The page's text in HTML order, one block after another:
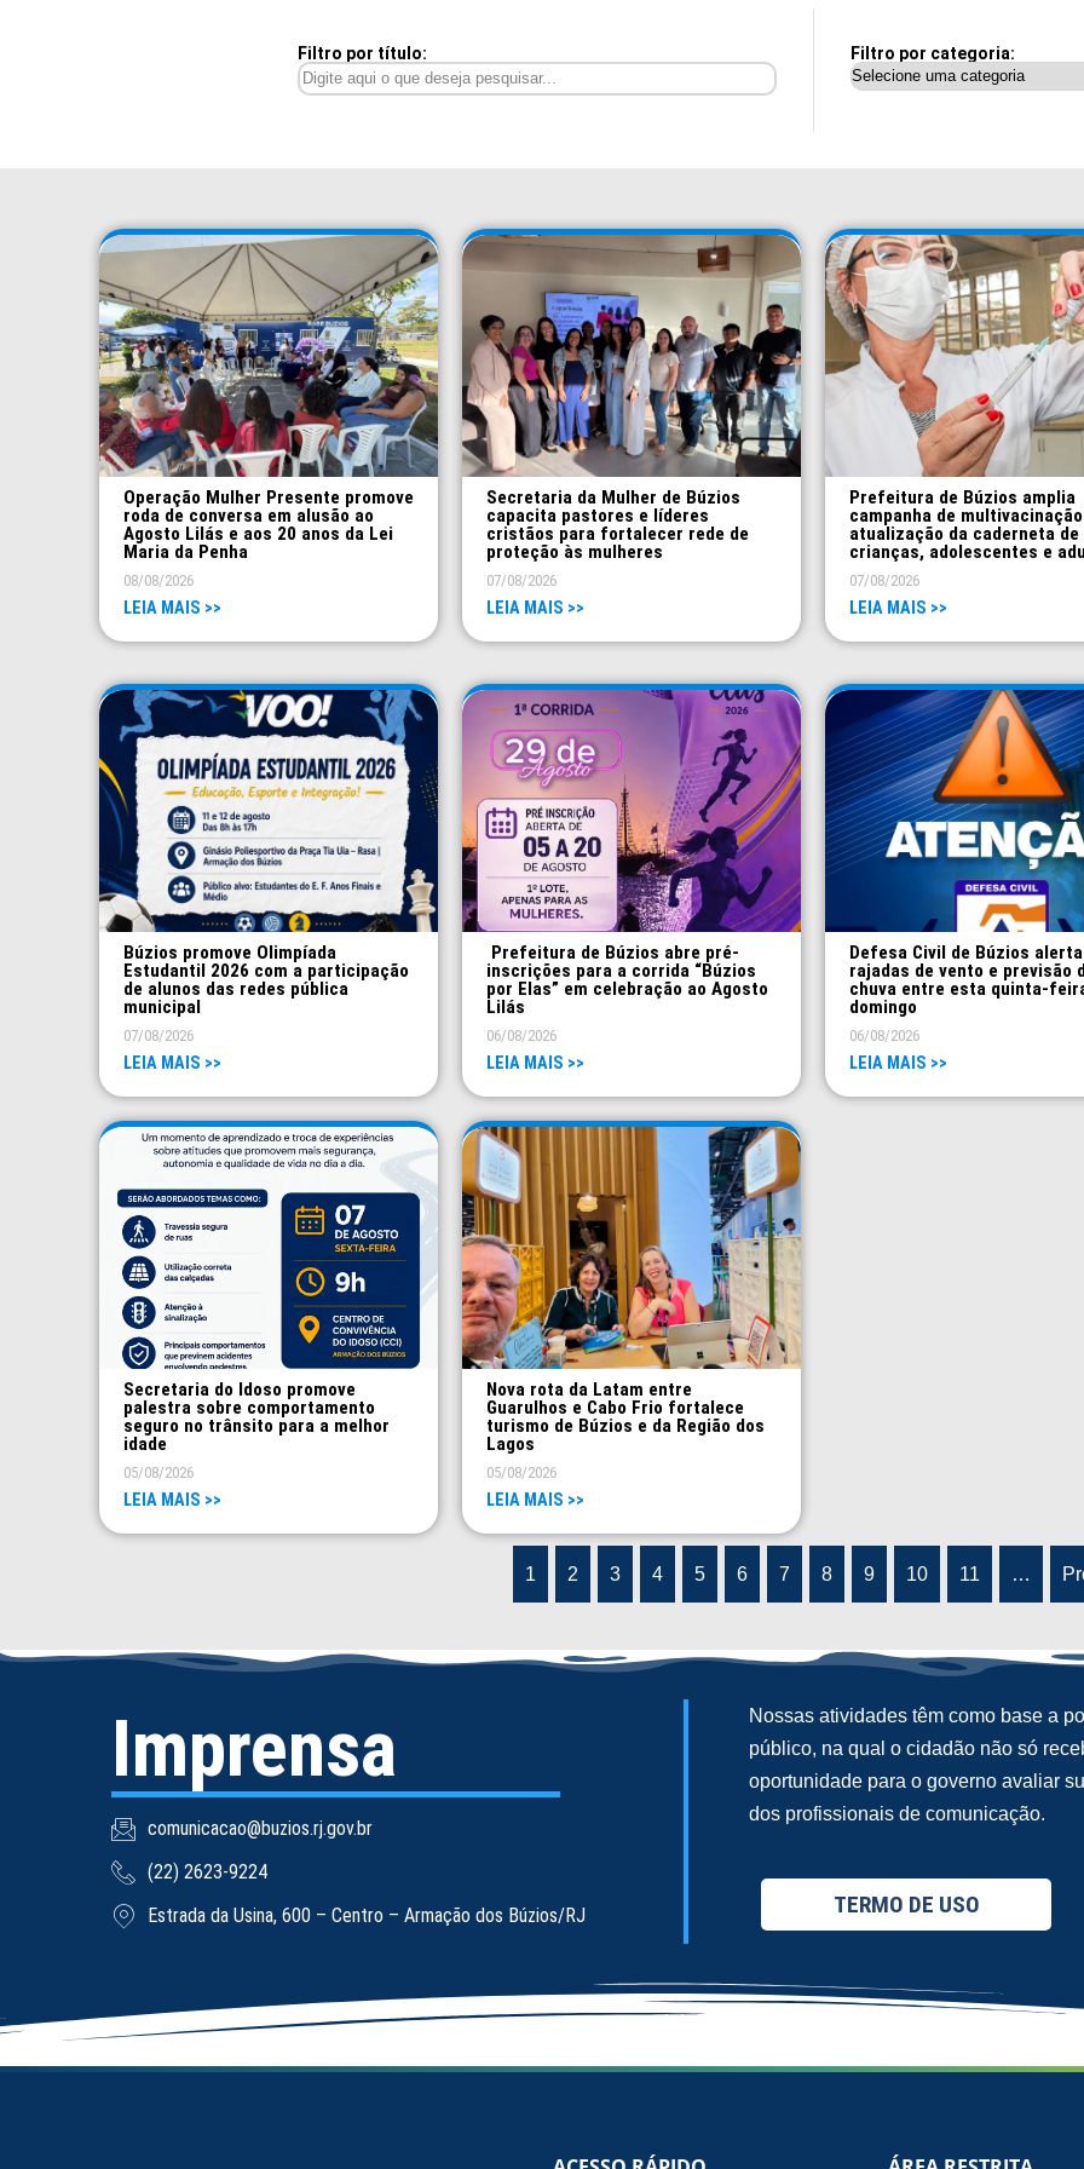
Filtro por título: Filtro por categoria:
Operação Mulher Presente promove
roda de conversa em alusão ao
Agosto Lilás e aos 20 anos da Lei
Maria da Penha
08/08/2026
LEIA MAIS >>
Secretaria da Mulher de Búzios
capacita pastores e líderes
cristãos para fortalecer rede de
proteção às mulheres
07/08/2026
LEIA MAIS >>
Prefeitura de Búzios amplia
campanha de
atualização da caderneta de
crianças, adolescentes e
07/08/2026
LEIA MAIS >>
Búzios promove Olimpíada
Estudantil 2026 com a participação
de alunos das redes pública
municipal
07/08/2026
LEIA MAIS >>
Prefeitura de Búzios abre pré-
inscrições para a corrida “Búzios
por Elas” em celebração ao Agosto
Lilás
06/08/2026
LEIA MAIS >>
Defesa Civil de Búzios
rajadas de vento e previsão
chuva entre esta quinta-
domingo
06/08/2026
LEIA MAIS >>
Secretaria do Idoso promove
palestra sobre comportamento
seguro no trânsito para a melhor
idade
05/08/2026
LEIA MAIS >>
Nova rota da Latam entre
Guarulhos e Cabo Frio fortalece
turismo de Búzios e da Região dos
Lagos
05/08/2026
LEIA MAIS >>
1 2 3 4 5 6 7 8 9 10 11 …
Imprensa
comunicacao@buzios.rj.gov.br
(22) 2623-9224
Estrada da Usina, 600 – Centro – Armação dos Búzios/RJ
Nossas atividades têm como base a
público, na qual o cidadão não só
oportunidade para o governo avaliar
dos profissionais de comunicação.
TERMO DE USO